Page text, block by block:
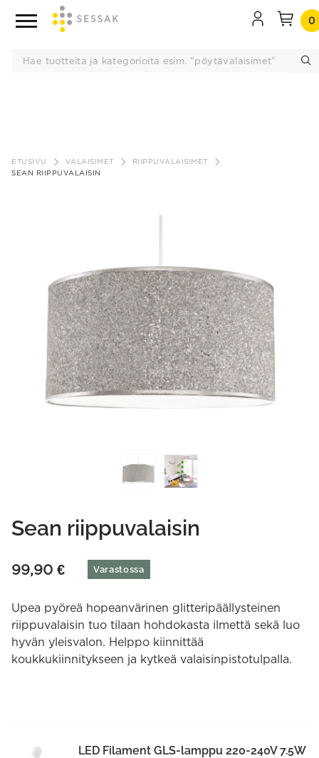
sisältöön
0
ETUSIVU VALAISIMET
RIIPPUVALAISIMET
SEAN RIIPPUVALAISIN
Sean riippuvalaisin
99,90 € Varastossa
Upea pyöreä hopeanvärinen glitteripäällysteinen
riippuvalaisin tuo tilaan hohdokasta ilmettä sekä luo
hyvän yleisvalon. Helppo kiinnittää
koukkukiinnitykseen ja kytkeä valaisinpistotulpalla.
LED Filament GLS-lamppu 220-240V 7.5W